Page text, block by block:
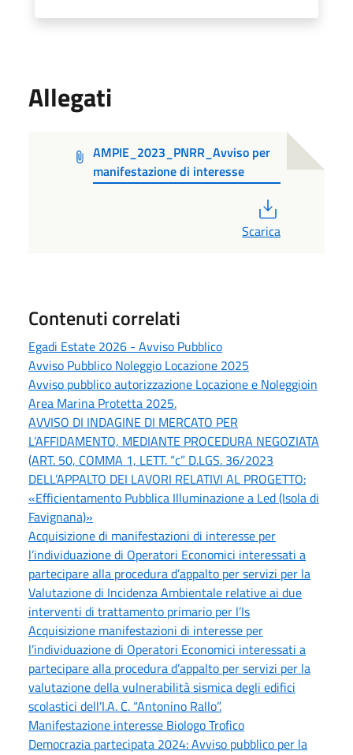
Allegati
AMPIE_2023_PNRR_Avviso per
manifestazione di interesse
Scarica
Contenuti correlati
Egadi Estate 2026 - Avviso Pubblico
Avviso Pubblico Noleggio Locazione 2025
Avviso pubblico autorizzazione Locazione e Noleggioin
Area Marina Protetta 2025.
AVVISO DI INDAGINE DI MERCATO PER
L’AFFIDAMENTO, MEDIANTE PROCEDURA NEGOZIATA
(ART. 50, COMMA 1, LETT. “c” D.LGS. 36/2023
DELL’APPALTO DEI LAVORI RELATIVI AL PROGETTO:
«Efficientamento Pubblica Illuminazione a Led (Isola di
Favignana)»
Acquisizione di manifestazioni di interesse per
l’individuazione di Operatori Economici interessati a
partecipare alla procedura d’appalto per servizi per la
Valutazione di Incidenza Ambientale relative ai due
interventi di trattamento primario per l’Is
Acquisizione manifestazioni di interesse per
l’individuazione di Operatori Economici interessati a
partecipare alla procedura d’appalto per servizi per la
valutazione della vulnerabilità sismica degli edifici
scolastici dell’I.A. C. “Antonino Rallo”.
Manifestazione interesse Biologo Trofico
Democrazia partecipata 2024: Avviso pubblico per la